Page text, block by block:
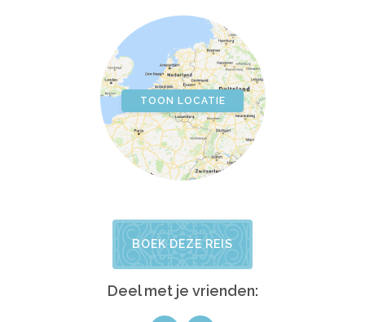
TOON LOCATIE
BOEK DEZE REIS
Deel met je vrienden: